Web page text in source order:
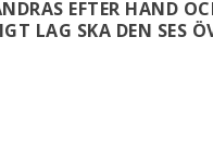
EFTER HAND
LAG SKA DEN SES